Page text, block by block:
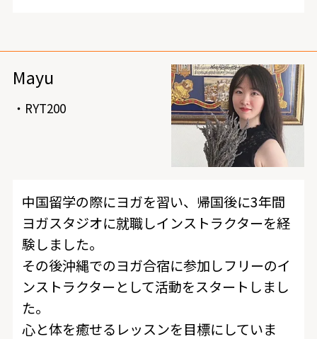
Mayu
・RYT200
中国留学の際にヨガを習い、帰国後に3年間
ヨガスタジオに就職しインストラクターを経
験しました。
その後沖縄でのヨガ合宿に参加しフリーのイ
ンストラクターとして活動をスタートしまし
た。
心と体を癒せるレッスンを目標にしていま